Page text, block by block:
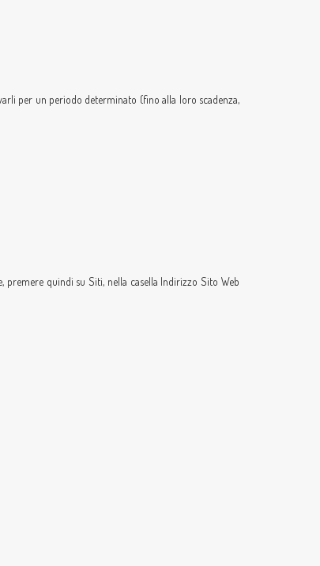
per un periodo determinato (fino alla loro scadenza,
quindi su Siti, nella casella Indirizzo Sito Web